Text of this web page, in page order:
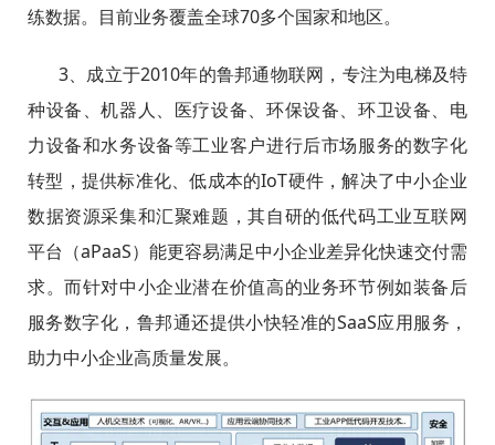
练数据。目前业务覆盖全球70多个国家和地区。
3、成立于2010年的鲁邦通物联网，专注为电梯及特
种设备、机器人、医疗设备、环保设备、环卫设备、电
力设备和水务设备等工业客户进行后市场服务的数字化
转型，提供标准化、低成本的IoT硬件，解决了中小企业
数据资源采集和汇聚难题，其自研的低代码工业互联网
平台（aPaaS）能更容易满足中小企业差异化快速交付需
求。而针对中小企业潜在价值高的业务环节例如装备后
服务数字化，鲁邦通还提供小快轻准的SaaS应用服务，
助力中小企业高质量发展。